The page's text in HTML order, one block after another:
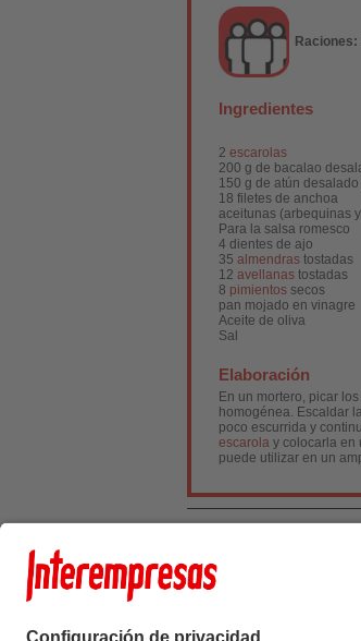
Raciones:
Ingredientes
2 escarolas
200 g de bacalao
150 g de atún
18 filetes de anchoa
aceitunas (arbequinas
Para la salsa romesco
4 dientes de ajo
35 almendras tostadas
12 avellanas tostadas
8 pimientos secos
pan mojado en vinagre
Aceite de oliva
Sal
Elaboración
En un mortero, picar
homogénea. Escaldar
poco escurrida y
escarola y colocarla en
puede utilizar en un